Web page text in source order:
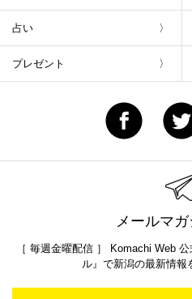
占い
プレゼント
メールマ
［ 毎週金曜配信 ］ Komachi Web
ル』で新潟の最新情報